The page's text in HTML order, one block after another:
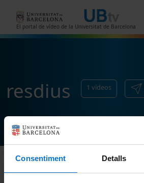
Consentiment Detalls
El portal de vídeo de la Universitat de Barcelona
resdius 1 vídeos
Ordenar